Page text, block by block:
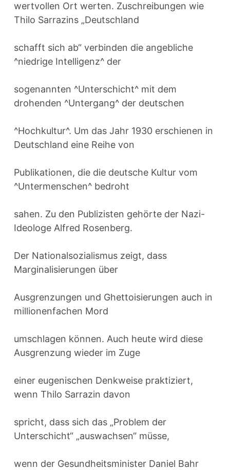
wertvollen Ort werten. Zuschreibungen wie
Thilo Sarrazins „Deutschland
schafft sich ab“ verbinden die angebliche
^niedrige Intelligenz^ der
sogenannten ^Unterschicht^ mit dem
drohenden ^Untergang^ der deutschen
^Hochkultur^. Um das Jahr 1930 erschienen in
Deutschland eine Reihe von
Publikationen, die die deutsche Kultur vom
^Untermenschen^ bedroht
sahen. Zu den Publizisten gehörte der Nazi-
Ideologe Alfred Rosenberg.
Der Nationalsozialismus zeigt, dass
Marginalisierungen über
Ausgrenzungen und Ghettoisierungen auch in
millionenfachen Mord
umschlagen können. Auch heute wird diese
Ausgrenzung wieder im Zuge
einer eugenischen Denkweise praktiziert,
wenn Thilo Sarrazin davon
spricht, dass sich das „Problem der
Unterschicht“ „auswachsen“ müsse,
wenn der Gesundheitsminister Daniel Bahr